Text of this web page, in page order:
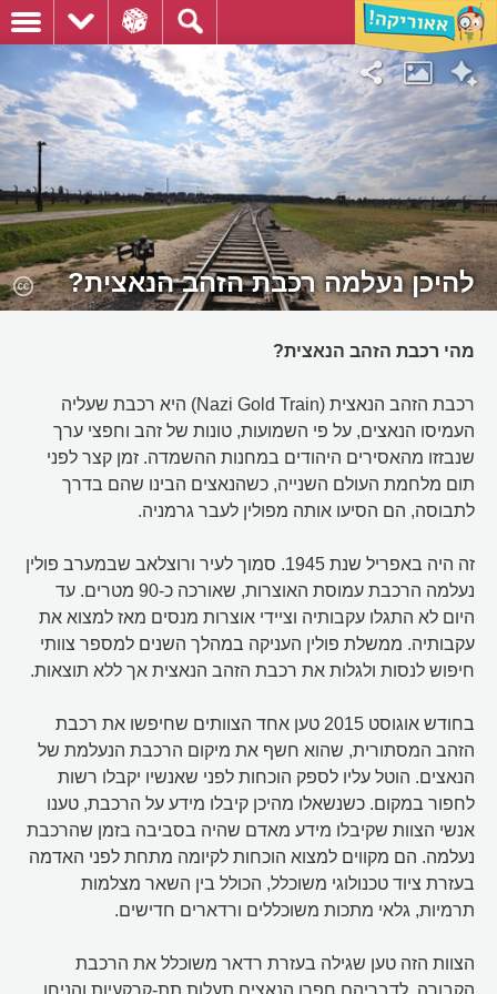
להיכן נעלמה רכבת הזהב הנאצית?
מהי רכבת הזהב הנאצית?
רכבת הזהב הנאצית (Nazi Gold Train) היא רכבת שעליה
העמיסו הנאצים, על פי השמועות, טונות של זהב וחפצי ערך
שנבזזו מהאסירים היהודים במחנות ההשמדה. זמן קצר לפני
תום מלחמת העולם השנייה, כשהנאצים הבינו שהם בדרך
לתבוסה, הם הסיעו אותה מפולין לעבר גרמניה.
זה היה באפריל שנת 1945. סמוך לעיר ורוצלאב שבמערב פולין
נעלמה הרכבת עמוסת האוצרות, שאורכה כ-90 מטרים. עד
היום לא התגלו עקבותיה וציידי אוצרות מנסים מאז למצוא את
עקבותיה. ממשלת פולין העניקה במהלך השנים למספר צוותי
חיפוש לנסות ולגלות את רכבת הזהב הנאצית אך ללא תוצאות.
בחודש אוגוסט 2015 טען אחד הצוותים שחיפשו את רכבת
הזהב המסתורית, שהוא חשף את מיקום הרכבת הנעלמת של
הנאצים. הוטל עליו לספק הוכחות לפני שאנשיו יקבלו רשות
לחפור במקום. כשנשאלו מהיכן קיבלו מידע על הרכבת, טענו
אנשי הצוות שקיבלו מידע מאדם שהיה בסביבה בזמן שהרכבת
נעלמה. הם מקווים למצוא הוכחות לקיומה מתחת לפני האדמה
בעזרת ציוד טכנולוגי משוכלל, הכולל בין השאר מצלמות
תרמיות, גלאי מתכות משוכללים ורדארים חדישים.
הצוות הזה טען שגילה בעזרת רדאר משוכלל את הרכבת
הקבורה. לדבריהם חפרו הנאצים תעלות תת-קרקעיות והניחו